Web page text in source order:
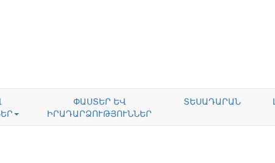
ՓԱՍՏԵՐ ԵՎ
ԻՐԱԴԱՐՁՈՒԹՅՈՒՆՆԵՐ
ՏԵՍԱԴԱՐԱՆ